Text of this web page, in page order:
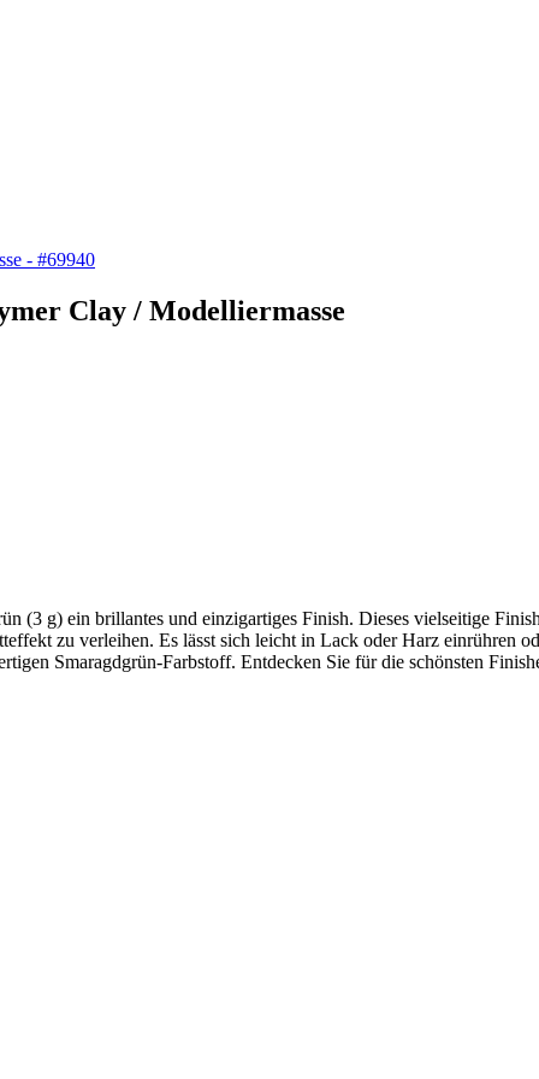
Clay / Modelliermasse
(3 g) ein brillantes und einzigartiges Finish. Dieses vielseitige
zu verleihen. Es lässt sich leicht in Lack oder Harz einrühren
Smaragdgrün-Farbstoff. Entdecken Sie für die schönsten